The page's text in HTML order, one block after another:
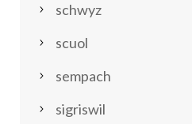
schwyz
scuol
sempach
sigriswil